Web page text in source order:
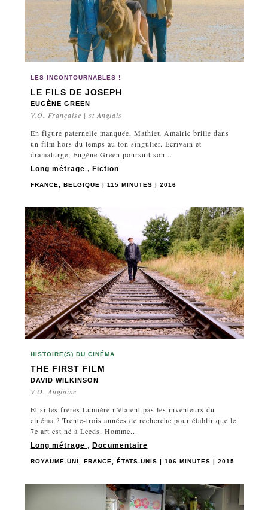
LES INCONTOURNABLES !
LE FILS DE JOSEPH
EUGÈNE GREEN
V.O. Française | st Anglais
En figure paternelle manquée, Mathieu Amalric brille dans
un film hors du temps au ton singulier. Écrivain et
dramaturge, Eugène Green poursuit son...
Long métrage , Fiction
FRANCE, BELGIQUE | 115 MINUTES | 2016
HISTOIRE(S) DU CINÉMA
THE FIRST FILM
DAVID WILKINSON
V.O. Anglaise
Et si les frères Lumière n'étaient pas les inventeurs du
cinéma ? Trente-trois années de recherche pour établir que le
7e art est né à Leeds. Homme...
Long métrage , Documentaire
ROYAUME-UNI, FRANCE, ÉTATS-UNIS | 106 MINUTES | 2015